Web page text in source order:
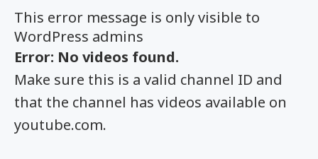
This error message is only visible to
WordPress admins
Error: No videos found.
Make sure this is a valid channel ID and
that the channel has videos available on
youtube.com.